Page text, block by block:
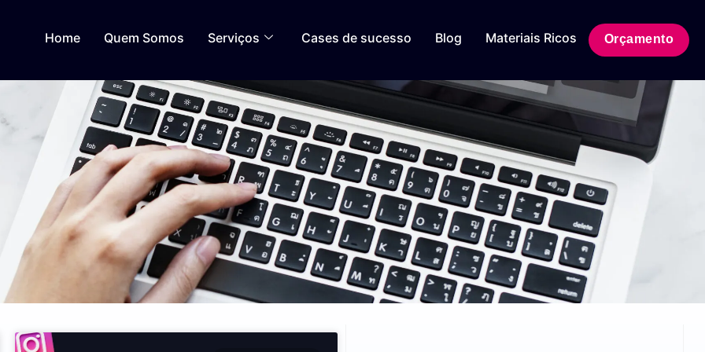
Home Quem Somos Serviços Cases de sucesso Blog Materiais Ricos Orçamento